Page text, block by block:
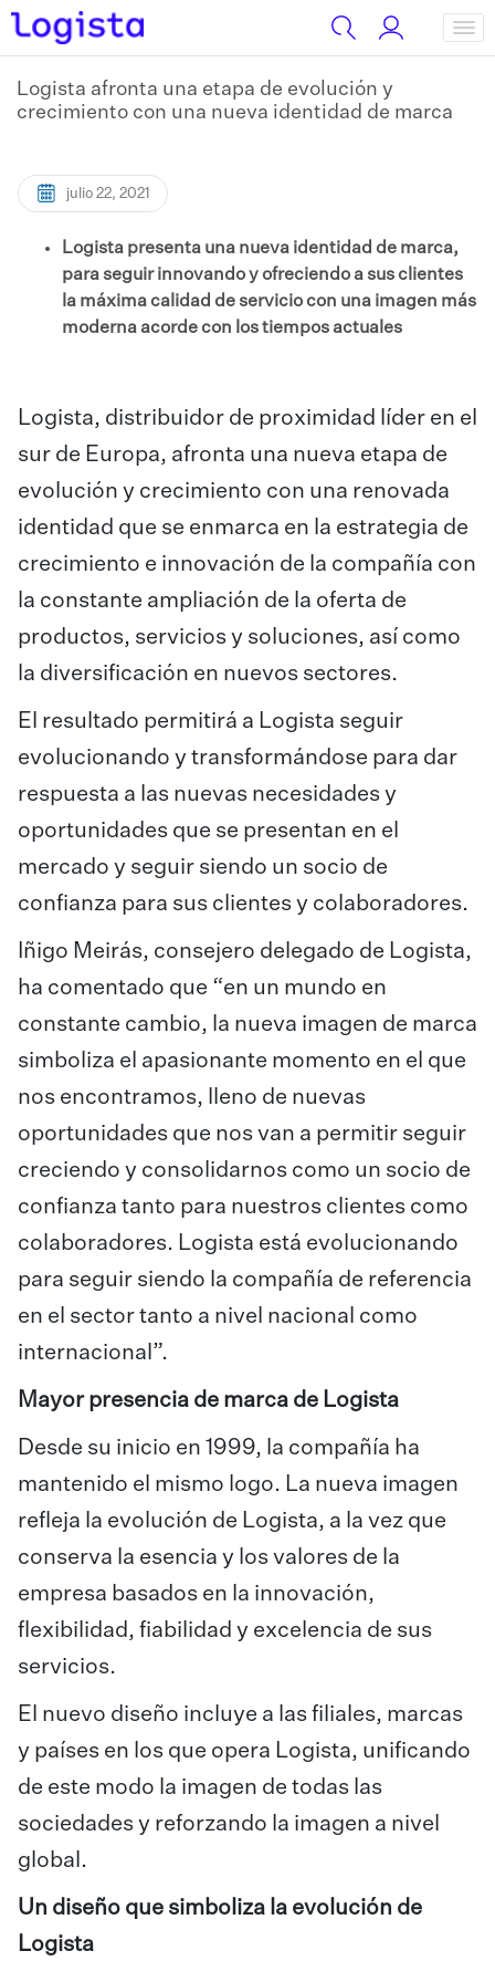
Logista afronta una etapa de evolución y
crecimiento con una nueva identidad de marca
julio 22, 2021
Logista presenta una nueva identidad de marca,
para seguir innovando y ofreciendo a sus clientes
la máxima calidad de servicio con una imagen más
moderna acorde con los tiempos actuales
Logista, distribuidor de proximidad líder en el
sur de Europa, afronta una nueva etapa de
evolución y crecimiento con una renovada
identidad que se enmarca en la estrategia de
crecimiento e innovación de la compañía con
la constante ampliación de la oferta de
productos, servicios y soluciones, así como
la diversificación en nuevos sectores.
El resultado permitirá a Logista seguir
evolucionando y transformándose para dar
respuesta a las nuevas necesidades y
oportunidades que se presentan en el
mercado y seguir siendo un socio de
confianza para sus clientes y colaboradores.
Iñigo Meirás, consejero delegado de Logista,
ha comentado que “en un mundo en
constante cambio, la nueva imagen de marca
simboliza el apasionante momento en el que
nos encontramos, lleno de nuevas
oportunidades que nos van a permitir seguir
creciendo y consolidarnos como un socio de
confianza tanto para nuestros clientes como
colaboradores. Logista está evolucionando
para seguir siendo la compañía de referencia
en el sector tanto a nivel nacional como
internacional”.
Mayor presencia de marca de Logista
Desde su inicio en 1999, la compañía ha
mantenido el mismo logo. La nueva imagen
refleja la evolución de Logista, a la vez que
conserva la esencia y los valores de la
empresa basados en la innovación,
flexibilidad, fiabilidad y excelencia de sus
servicios.
El nuevo diseño incluye a las filiales, marcas
y países en los que opera Logista, unificando
de este modo la imagen de todas las
sociedades y reforzando la imagen a nivel
global.
Un diseño que simboliza la evolución de
Logista